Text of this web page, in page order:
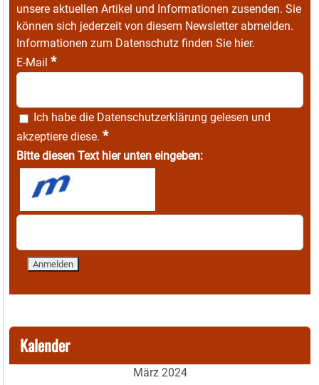
unsere aktuellen Artikel und Informationen zusenden. Sie
können sich jederzeit von diesem Newsletter abmelden.
Informationen zum Datenschutz finden Sie hier.
E-Mail *
Ich habe die Datenschutzerklärung gelesen und
akzeptiere diese. *
Bitte diesen Text hier unten eingeben:
Kalender
März 2024